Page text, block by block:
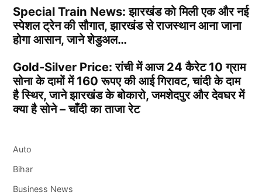
Special Train News: झारखंड को मिली एक और नई
स्पेशल ट्रेन की सौगात, झारखंड से राजस्थान आना जाना
होगा आसान, जाने शेडुअल…
Gold-Silver Price: रांची में आज 24 कैरेट 10 ग्राम
सोना के दामों में 160 रूपए की आई गिरावट, चांदी के दाम
है स्थिर, जाने झारखंड के बोकारो, जमशेदपुर और देवघर में
क्या है सोने – चाँदी का ताजा रेट
Auto
Bihar
Business News